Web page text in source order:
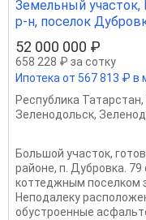
Земельный участок,
р-н, поселок
52 000 000 ₽
658 228 ₽ за сотку
Ипотека от 567 813 ₽ в
Республика Татарстан,
Зеленодольск,
Большой участок,
районе, п. Дубровка.
коттеджным поселком
Неподалеку
обустроенные